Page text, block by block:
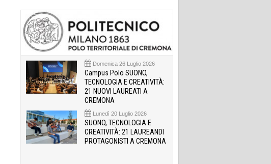
Domenica 26 Luglio 2026
Campus Polo SUONO,
TECNOLOGIA E CREATIVITÀ:
21 NUOVI LAUREATI A
CREMONA
Lunedì 20 Luglio 2026
SUONO, TECNOLOGIA E
CREATIVITÀ: 21 LAUREANDI
PROTAGONISTI A CREMONA